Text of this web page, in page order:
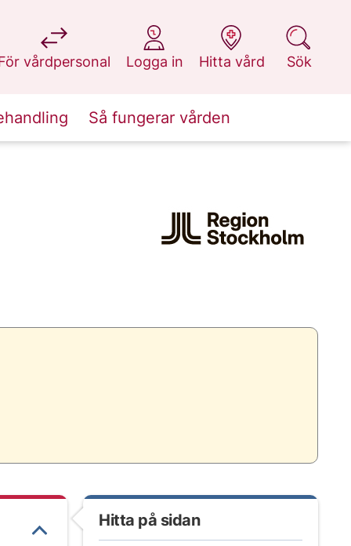
vårdpersonal
på 1177.se
Logga in
på 1177.se
Hitta vård
på 1177.se
Sök
på 1177.se
Så fungerar vården
Hitta på sidan